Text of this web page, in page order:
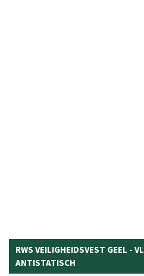
RWS VEILIGHEIDSVEST GEEL -
ANTISTATISCH